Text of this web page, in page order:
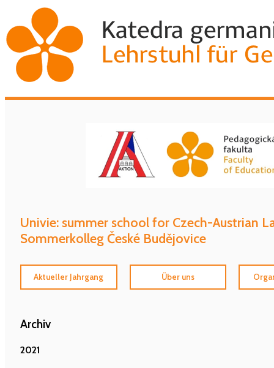
Univie: summer school for Czech-Austrian
Sommerkolleg České Budějovice
Aktueller Jahrgang Über uns
Archiv
2021